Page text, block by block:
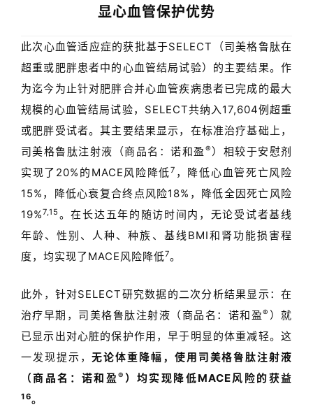
显心血管保护优势
此次心血管适应症的获批基于SELECT
（司美格鲁肽在
超重或肥胖患者中的心血管结局试验）的主要结果。作
为迄今为止针对肥胖合并心血管疾病患者已完成的最大
规模的心血管结局试验， SELECT共纳入17,604例超重
或肥胖受试者。其主要结果显示，在标准治疗基础上，
司美格鲁肽注射液（商品名：诺和盈 ® ）相较于安慰剂
实现了 20% 的 MACE风险降低7 ，降低心血管死亡风险
15% ，降低心衰复合终点风险18% ，降低全因死亡风险
19%7, 15 。在长达五年的随访时间内，无论受试者基线
年龄、性别、人种、种族、基线BMI和肾功能损害程
度，均实现了 MACE风险降低7。
此外，针对SELECT研究数据的二次分析结果显示：在
治疗早期，司美格鲁肽注射液（商品名：诺和盈® ）就
已显示出对心脏的保护作用，早于明显的体重减轻。这
一发现提示，无论体重降幅，使用司美格鲁肽注射液
（商品名：诺和盈® ）均实现降低MACE风险的获益
16。